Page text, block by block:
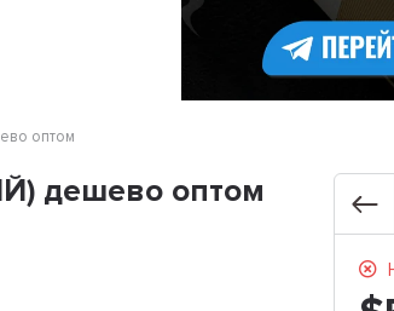
оптом
дешево оптом